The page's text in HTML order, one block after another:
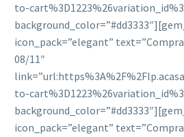
to-
icon_pack=”elegant”
08/11″
to-
icon_pack=”elegant”